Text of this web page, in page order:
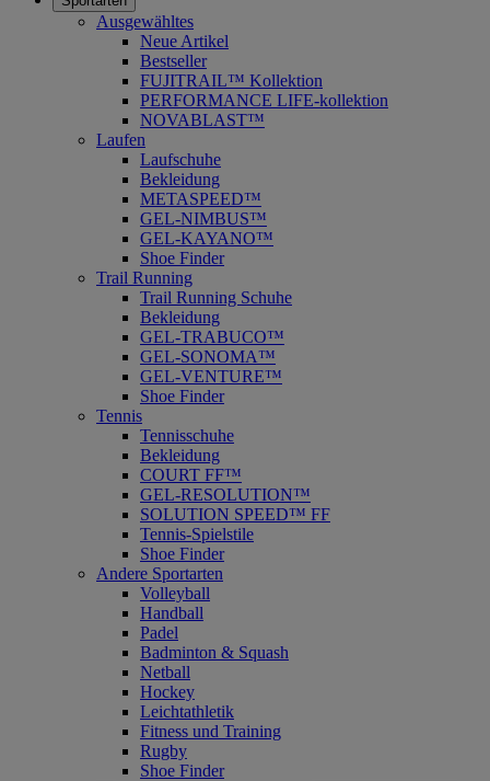
Ausgewähltes
Neue Artikel
Bestseller
FUJITRAIL™ Kollektion
PERFORMANCE LIFE-kollektion
NOVABLAST™
Laufen
Laufschuhe
Bekleidung
METASPEED™
GEL-NIMBUS™
GEL-KAYANO™
Shoe Finder
Trail Running
Trail Running Schuhe
Bekleidung
GEL-TRABUCO™
GEL-SONOMA™
GEL-VENTURE™
Shoe Finder
Tennis
Tennisschuhe
Bekleidung
COURT FF™
GEL-RESOLUTION™
SOLUTION SPEED™ FF
Tennis-Spielstile
Shoe Finder
Andere Sportarten
Volleyball
Handball
Padel
Badminton & Squash
Netball
Hockey
Leichtathletik
Fitness und Training
Rugby
Shoe Finder